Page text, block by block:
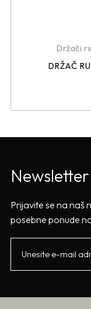
Držači
DRŽAČ
Newsletter
Prijavite se na naš
posebne ponude